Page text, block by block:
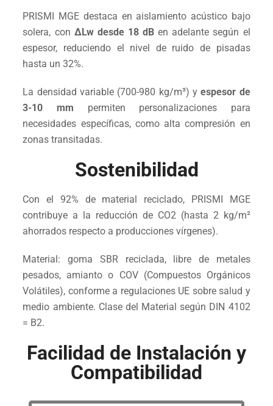
PRISMI MGE destaca en aislamiento acústico bajo
solera, con ΔLw desde 18 dB en adelante según el
espesor, reduciendo el nivel de ruido de pisadas
hasta un 32%.
La densidad variable (700-980 kg/m³) yespesor de
3-10 mm permiten personalizaciones para
necesidades específicas, como alta compresión en
zonas transitadas.
Sostenibilidad
Con el 92% de material reciclado, PRISMI MGE
contribuye a la reducción de CO2 (hasta 2 kg/m²
ahorrados respecto a producciones vírgenes).
Material: goma SBR reciclada, libre de metales
pesados, amianto o COV (Compuestos Orgánicos
Volátiles), conforme a regulaciones UE sobre salud y
medio ambiente. Clase del Material según DIN 4102
= B2.
Facilidad de Instalación y
Compatibilidad